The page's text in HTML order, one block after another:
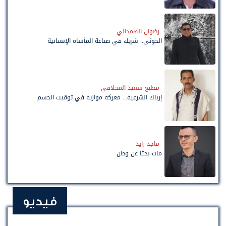
رضوان الهمداني
الحوثي.. شريك في صناعة المأساة الإنسانية
مطيع سعيد المخلافي
إرباك الشرعية... معركة موازية في توقيت الحسم
ماجد زايد
مات بحثًا عن وطن
فيديو